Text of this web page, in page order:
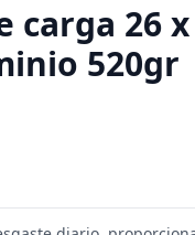
carga 26 x
520gr